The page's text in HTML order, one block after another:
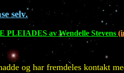
selv.
PLEIADES av Wendelle Stevens
og har fremdeles kontakt